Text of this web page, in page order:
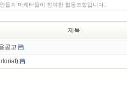
들과 마케터들이 참여한 협동조합입니다.
제목
공고